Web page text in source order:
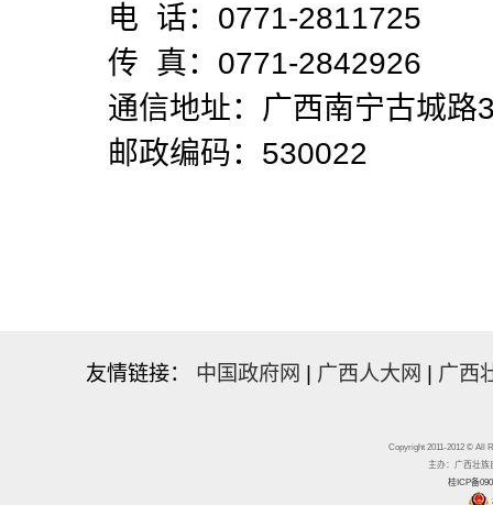
电 话：0771-2811725
传 真：0771-2842926
通信地址：广西南宁古城路
邮政编码：530022
友情链接： 中国政府网 广西人大网 广西
Copyright 2011-2012 © All
主办：广西壮族
桂ICP备